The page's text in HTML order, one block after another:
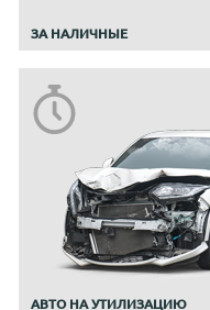
ЗА НАЛИЧНЫЕ
АВТО НА УТИЛИЗАЦИЮ